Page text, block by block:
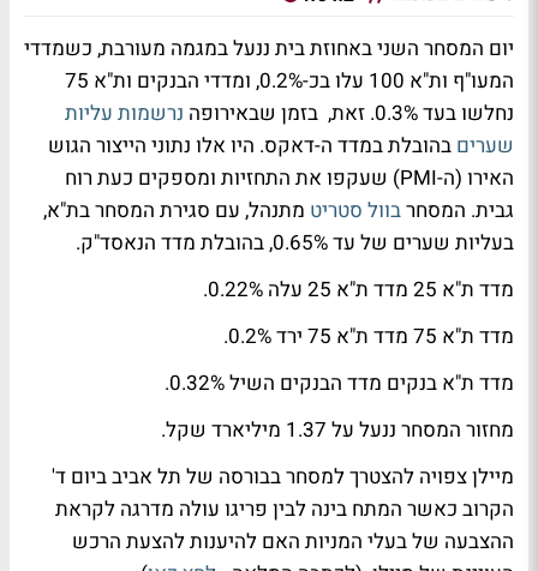
יום המסחר השני באחוזת בית ננעל במגמה מעורבת, כשמדדי
המעו"ף ות"א 100 עלו בכ-0.2%, ומדדי הבנקים ות"א 75
נחלשו בעד 0.3%. זאת, בזמן שבאירופה
נרשמות עליות
שערים בהובלת במדד ה-דאקס. היו אלו נתוני הייצור הגוש
האירו (ה-PMI) שעקפו את התחזיות ומספקים כעת רוח
גבית. המסחרבוול סטריט מתנהל, עם סגירת המסחר בת"א,
בעליות שערים של עד 0.65%, בהובלת מדד הנאסד"ק.
מדד ת"א 25 מדד ת"א 25 עלה 0.22%.
מדד ת"א 75 מדד ת"א 75 ירד 0.2%.
מדד ת"א בנקים מדד הבנקים השיל 0.32%.
מחזור המסחר ננעל על 1.37 מיליארד שקל.
מיילן צפויה להצטרך למסחר בבורסה של תל אביב ביום ד'
הקרוב כאשר המתח בינה לבין פריגו עולה מדרגה לקראת
ההצבעה של בעלי המניות האם להיענות להצעת הרכש